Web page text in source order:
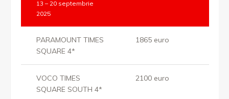
13 – 20 septembrie
2025
PARAMOUNT TIMES
SQUARE 4*
1865 euro
VOCO TIMES
SQUARE SOUTH 4*
2100 euro